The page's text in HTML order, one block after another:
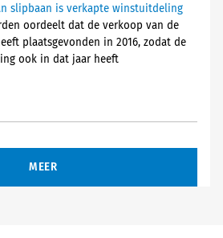
slipbaan is verkapte winstuitdeling
oordeelt dat de verkoop van de
plaatsgevonden in 2016, zodat de
ook in dat jaar heeft
MEER